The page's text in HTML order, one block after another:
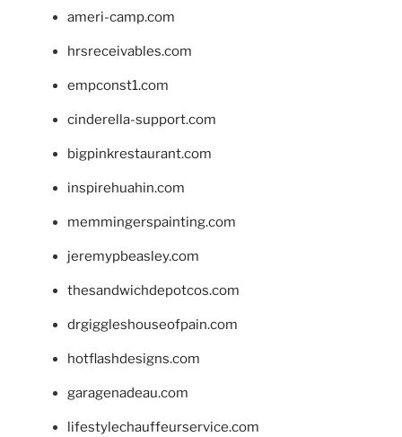
ameri-camp.com
hrsreceivables.com
empconst1.com
cinderella-support.com
bigpinkrestaurant.com
inspirehuahin.com
memmingerspainting.com
jeremypbeasley.com
thesandwichdepotcos.com
drgiggleshouseofpain.com
hotflashdesigns.com
garagenadeau.com
lifestylechauffeurservice.com